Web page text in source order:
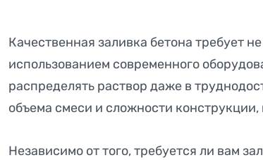
Качественная заливка бетона требует
использованием современного
распределять раствор даже в
объема смеси и сложности
Независимо от того, требуется ли вам